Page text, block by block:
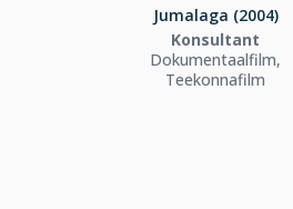
Jumalaga (2004)
Konsultant
Dokumentaalfilm,
Teekonnafilm